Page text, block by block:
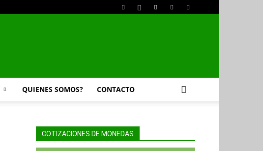
QUIENES SOMOS? CONTACTO
COTIZACIONES DE MONEDAS